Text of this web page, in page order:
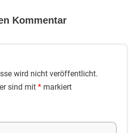
Kommentar
wird nicht veröffentlicht.
sind mit * markiert